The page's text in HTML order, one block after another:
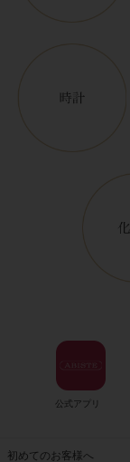
公式アプリ
初めてのお客様へ